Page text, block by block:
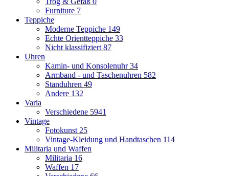
Furniture 7
Teppiche
Moderne Teppiche 149
Echte Orientteppiche 33
Nicht klassifiziert 87
Uhren
Kamin- und Konsolenuhr34
Armband - und Taschenuhren 582
Standuhren 49
Andere 132
Varia
Verschiedene 5941
Vintage
Fotokunst 25
Vintage-Kleidung und Handtaschen 114
Militaria und Waffen
Militaria 16
Waffen 17